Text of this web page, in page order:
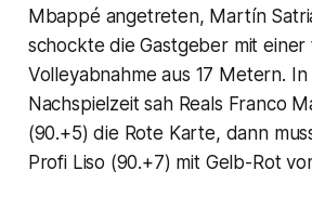
Mbappé angetreten, Martín
schockte die Gastgeber mit
Volleyabnahme aus 17 Metern.
Nachspielzeit sah Reals Franco
(90.+5) die Rote Karte, dann
Profi Liso (90.+7) mit Gelb-Rot